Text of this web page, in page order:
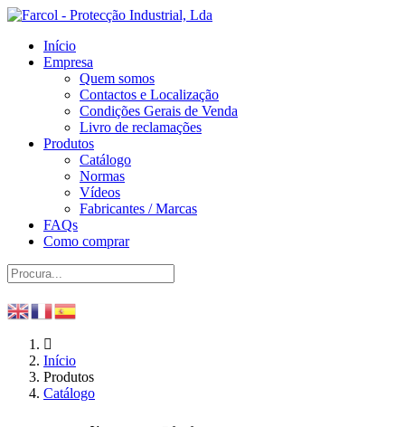
Início
Empresa
Quem somos
Contactos e Localização
Condições Gerais de Venda
Livro de reclamações
Produtos
Catálogo
Normas
Vídeos
Fabricantes / Marcas
FAQs
Como comprar
Início
Produtos
Catálogo